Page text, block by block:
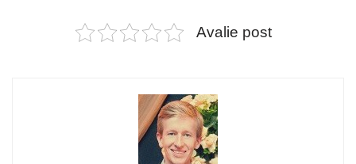
Avalie post